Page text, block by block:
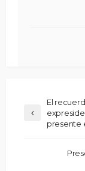
El
presente